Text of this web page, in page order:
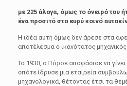
µε 225 άλογα, όµως το όνειρό του
ένα προσιτό στο ευρύ κοινό
Η ιδέα αυτή όµως δεν άρεσε στα
αποτέλεσµα ο ικανότατος
Το 1930, ο Πόρσε αποφάσισε να γίνει
οπότε ίδρυσε µια εταιρεία
µηχανολογικά, θέτοντας έτσι τα